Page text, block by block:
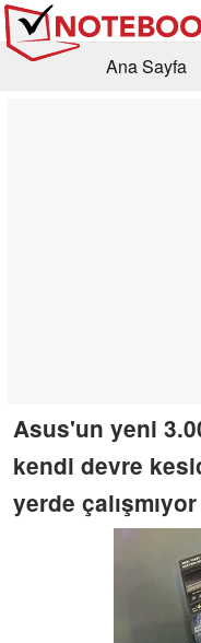
Ana Sayfa
Asus'un yeni
kendi devre
yerde çalışmıyor